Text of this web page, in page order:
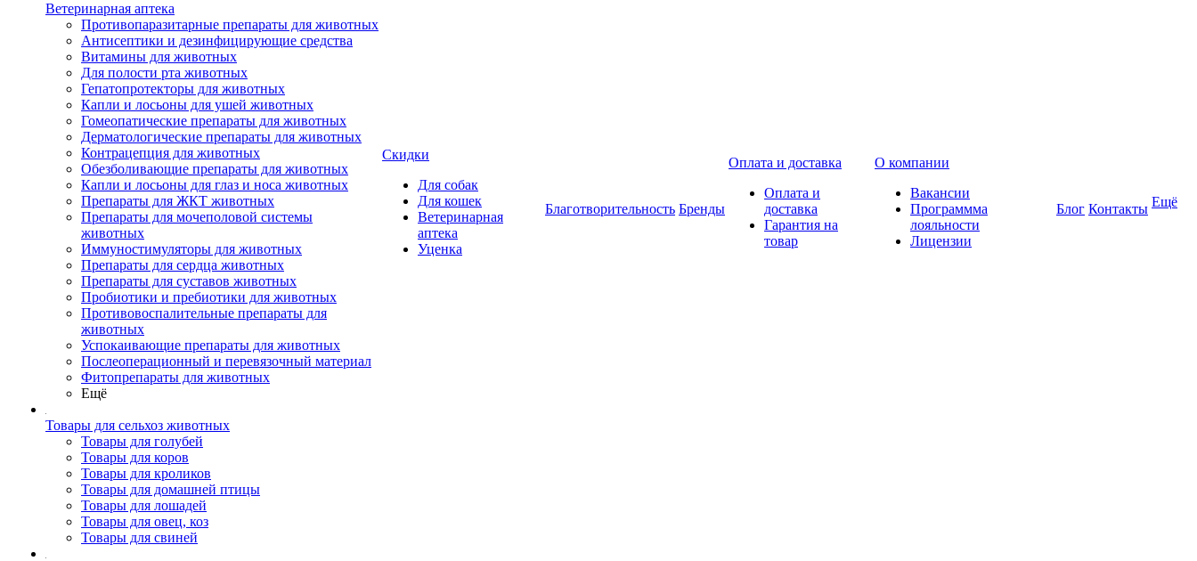
Ветеринарная аптека
Противопаразитарные препараты для животных
Антисептики и дезинфицирующие средства
Витамины для животных
Для полости рта животных
Гепатопротекторы для животных
Капли и лосьоны для ушей животных
Гомеопатические препараты для животных
Дерматологические препараты для животных
Контрацепция для животных
Обезболивающие препараты для животных
Капли и лосьоны для глаз и носа животных
Препараты для ЖКТ животных
Препараты для мочеполовой системы
животных
Иммуностимуляторы для животных
Препараты для сердца животных
Препараты для суставов животных
Пробиотики и пребиотики для животных
Противовоспалительные препараты для
животных
Успокаивающие препараты для животных
Послеоперационный и перевязочный материал
Фитопрепараты для животных
Ещё
Товары для сельхоз животных
Товары для голубей
Товары для коров
Товары для кроликов
Товары для домашней птицы
Товары для лошадей
Товары для овец, коз
Товары для свиней
Скидки
Для собак
Для кошек
Ветеринарная
аптека
Уценка
Благотворительность Бренды
Оплата и доставка
Оплата и
доставка
Гарантия на
товар
О компании
Вакансии
Программма
лояльности
Лицензии
Блог Контакты Ещё